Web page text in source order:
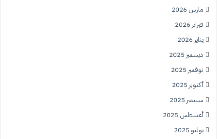
مارس 2026
فبراير 2026
يناير 2026
ديسمبر 2025
نوفمبر 2025
أكتوبر 2025
سبتمبر 2025
أغسطس 2025
يوليو 2025